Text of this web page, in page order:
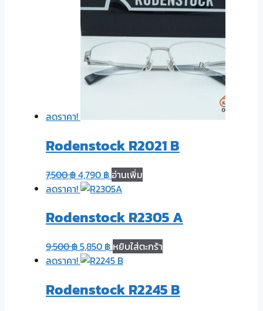
ลดราคา!
Rodenstock R2021 B
7,500฿4,790 ฿อ่านเพิ่ม
ลดราคา!
Rodenstock R2305 A
9,500฿5,850 ฿ หยิบใส่ตะกร้า
ลดราคา!
Rodenstock R2245 B